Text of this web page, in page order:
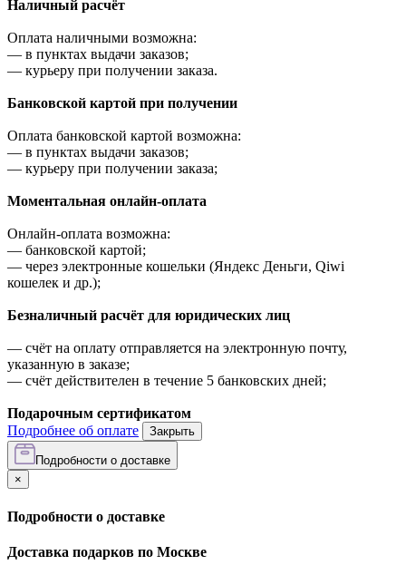
Наличный расчёт
Оплата наличными возможна:
— в пунктах выдачи заказов;
— курьеру при получении заказа.
Банковской картой при получении
Оплата банковской картой возможна:
— в пунктах выдачи заказов;
— курьеру при получении заказа;
Моментальная онлайн-оплата
Онлайн-оплата возможна:
— банковской картой;
— через электронные кошельки (Яндекс Деньги, Qiwi
кошелек и др.);
Безналичный расчёт для юридических лиц
— счёт на оплату отправляется на электронную почту,
указанную в заказе;
— счёт действителен в течение 5 банковских дней;
Подарочным сертификатом
Подробнее об оплате
Закрыть
Подробности о доставке
×
Подробности о доставке
Доставка подарков по Москве